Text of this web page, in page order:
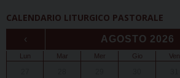
CALENDARIO LITURGICO PASTORALE
‹ AGOSTO 2026
Lun Mar Mer Gio Ven